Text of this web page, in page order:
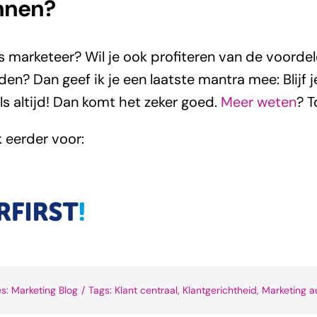
marketeer? Wil je ook profiteren van de
Dan geef ik je een laatste mantra mee: Blijf
altijd! Dan komt het zeker goed. Meer weten?
eerder voor:
Marketing Blog / Tags: Klant centraal, Klantgerichtheid, Marketing